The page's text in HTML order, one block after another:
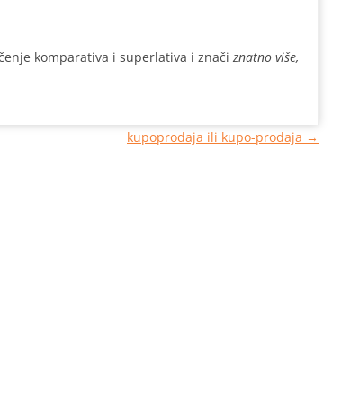
komparativa i superlativa i znači znatno više,
kupoprodaja ili kupo-prodaja →